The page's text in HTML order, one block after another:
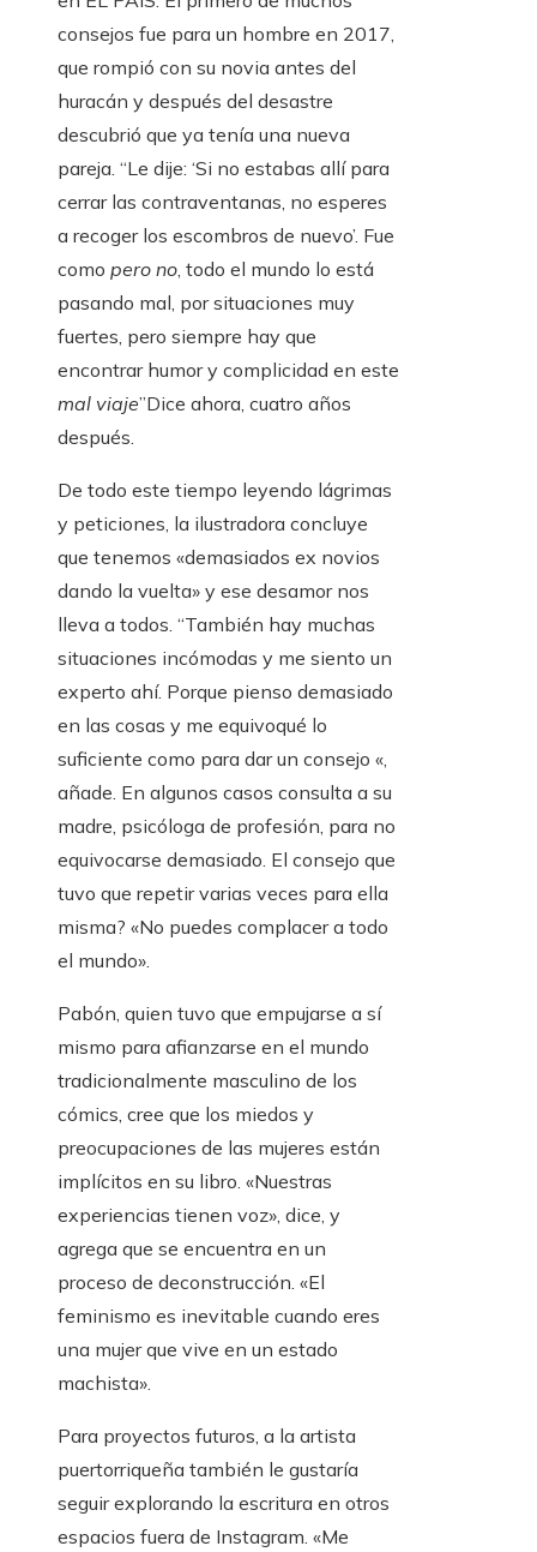
consejos fue para un hombre en 2017,
que rompió con su novia antes del
huracán y después del desastre
descubrió que ya tenía una nueva
pareja. “Le dije: ‘Si no estabas allí para
cerrar las contraventanas, no esperes
a recoger los escombros de nuevo’. Fue
como pero no, todo el mundo lo está
pasando mal, por situaciones muy
fuertes, pero siempre hay que
encontrar humor y complicidad en este
mal viaje”Dice ahora, cuatro años
después.
De todo este tiempo leyendo lágrimas
y peticiones, la ilustradora concluye
que tenemos «demasiados ex novios
dando la vuelta» y ese desamor nos
lleva a todos. “También hay muchas
situaciones incómodas y me siento un
experto ahí. Porque pienso demasiado
en las cosas y me equivoqué lo
suficiente como para dar un consejo «,
añade. En algunos casos consulta a su
madre, psicóloga de profesión, para no
equivocarse demasiado. El consejo que
tuvo que repetir varias veces para ella
misma? «No puedes complacer a todo
el mundo».
Pabón, quien tuvo que empujarse a sí
mismo para afianzarse en el mundo
tradicionalmente masculino de los
cómics, cree que los miedos y
preocupaciones de las mujeres están
implícitos en su libro. «Nuestras
experiencias tienen voz», dice, y
agrega que se encuentra en un
proceso de deconstrucción. «El
feminismo es inevitable cuando eres
una mujer que vive en un estado
machista».
Para proyectos futuros, a la artista
puertorriqueña también le gustaría
seguir explorando la escritura en otros
espacios fuera de Instagram. «Me